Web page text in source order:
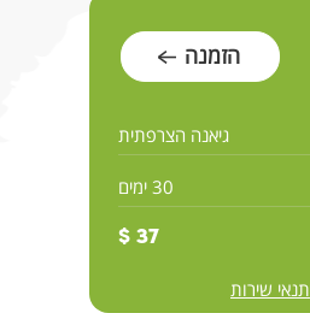
הזמנה
גיאנה הצרפתית
30 ימים
37 $
תנאי שירות